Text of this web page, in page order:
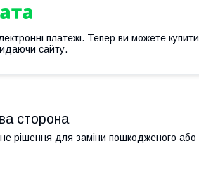
платежі. Тепер ви можете купити
сайту.
сторона
рішення для заміни пошкодженого або